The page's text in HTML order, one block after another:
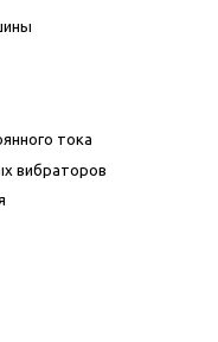
тока
вибраторов